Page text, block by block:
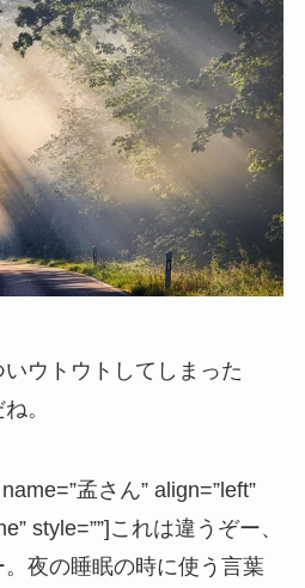
ウトウトしてしまった
。
孟さん” align=”left”
style=””]これは違うぞー、
夜の睡眠の時に使う言葉